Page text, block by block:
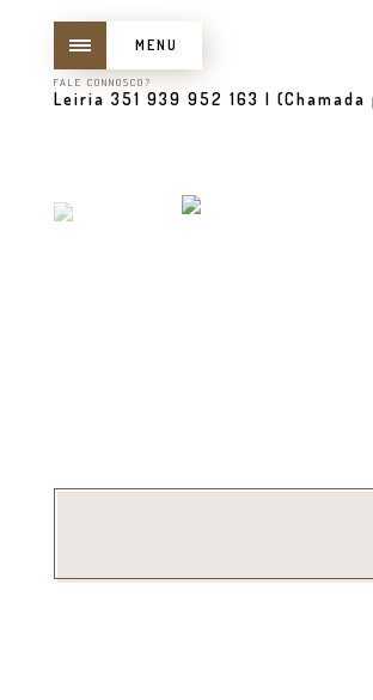
MENU
FALE CONNOSCO?
Leiria 351 939 952 163 | (Chamada